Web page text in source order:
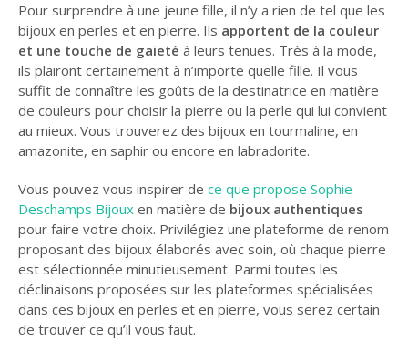
Pour surprendre à une jeune fille, il n’y a rien de tel que les
bijoux en perles et en pierre. Ils apportent de la couleur
et une touche de gaieté à leurs tenues. Très à la mode,
ils plairont certainement à n’importe quelle fille. Il vous
suffit de connaître les goûts de la destinatrice en matière
de couleurs pour choisir la pierre ou la perle qui lui convient
au mieux. Vous trouverez des bijoux en tourmaline, en
amazonite, en saphir ou encore en labradorite.
Vous pouvez vous inspirer de ce que propose Sophie
Deschamps Bijouxen matière de bijoux authentiques
pour faire votre choix. Privilégiez une plateforme de renom
proposant des bijoux élaborés avec soin, où chaque pierre
est sélectionnée minutieusement. Parmi toutes les
déclinaisons proposées sur les plateformes spécialisées
dans ces bijoux en perles et en pierre, vous serez certain
de trouver ce qu’il vous faut.